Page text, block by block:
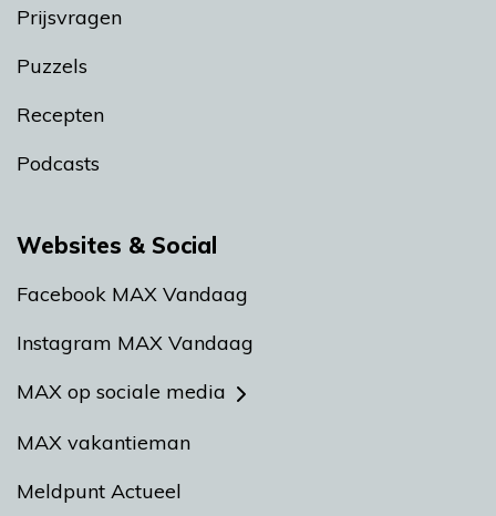
Prijsvragen
Puzzels
Recepten
Podcasts
Websites & Social
Facebook MAX Vandaag
Instagram MAX Vandaag
MAX op sociale media
MAX vakantieman
Meldpunt Actueel